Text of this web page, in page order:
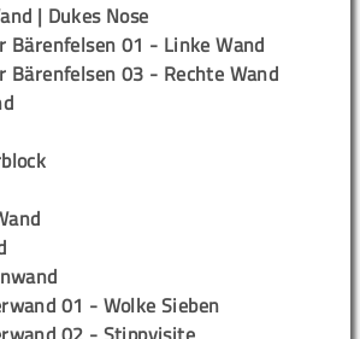
| Dukes Nose
Bärenfelsen 01 - Linke Wand
Bärenfelsen 03 - Rechte Wand
01 - Wolke Sieben